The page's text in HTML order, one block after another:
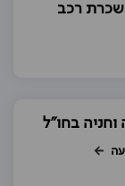
רכב
בחו"ל